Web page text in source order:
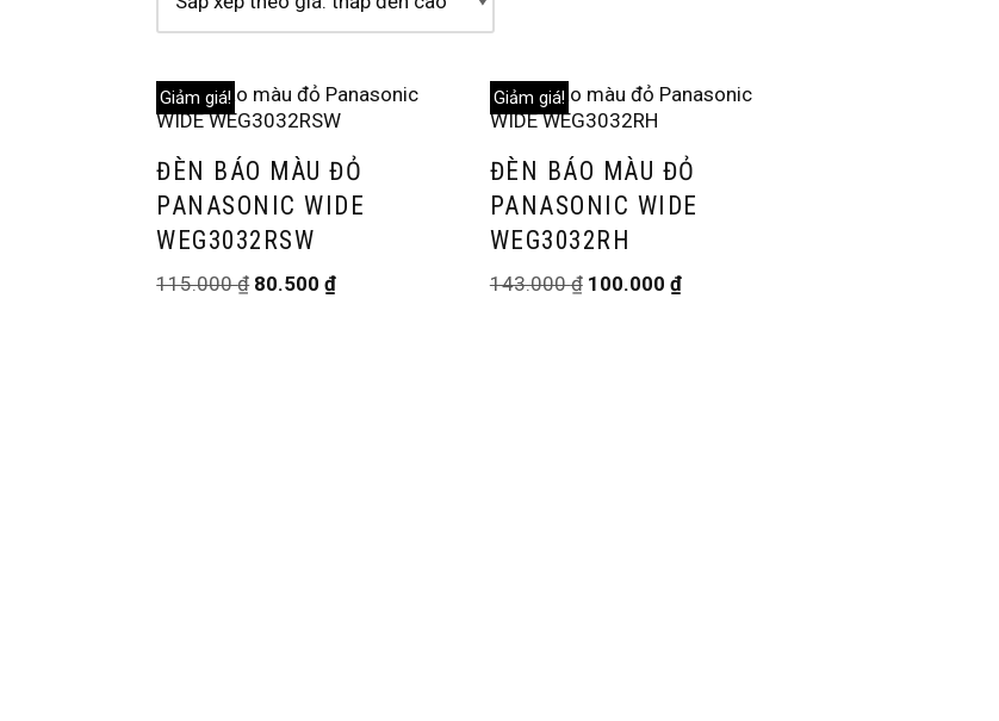
Giảm giá!
ĐÈN BÁO MÀU ĐỎ
PANASONIC WIDE
WEG3032RSW
115.000₫ 80.500₫
Giảm giá!
ĐÈN BÁO MÀU ĐỎ
PANASONIC WIDE
WEG3032RH
143.000₫ 100.000 ₫